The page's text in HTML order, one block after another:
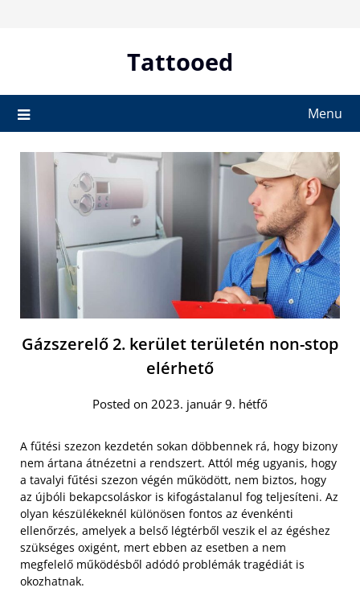
Tattooed
Menu
Gázszerelő 2. kerület területén non-stop
elérhető
Posted on 2023. január 9. hétfő
A fűtési szezon kezdetén sokan döbbennek rá, hogy bizony
nem ártana átnézetni a rendszert. Attól még ugyanis, hogy
a tavalyi fűtési szezon végén működött, nem biztos, hogy
az újbóli bekapcsoláskor is kifogástalanul fog teljesíteni. Az
olyan készülékeknél különösen fontos az évenkénti
ellenőrzés, amelyek a belső légtérből veszik el az égéshez
szükséges oxigént, mert ebben az esetben a nem
megfelelő működésből adódó problémák tragédiát is
okozhatnak.